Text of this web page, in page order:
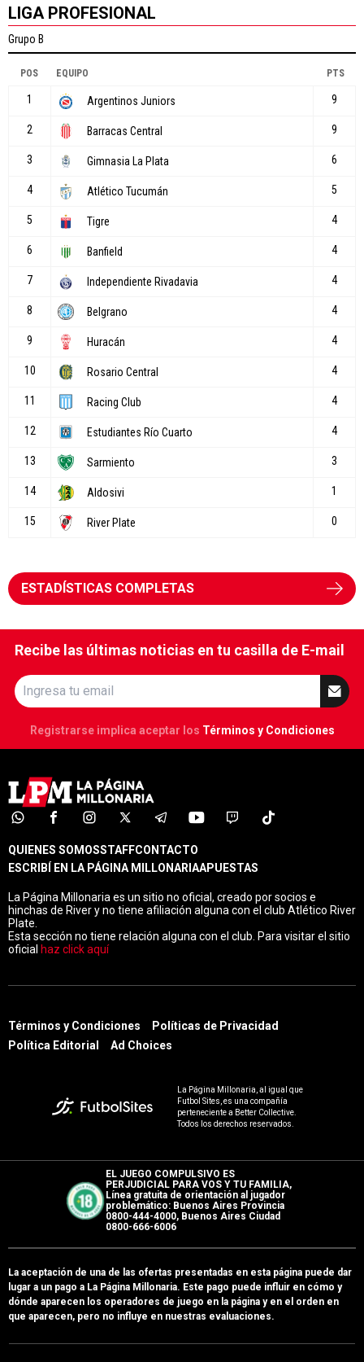
LIGA PROFESIONAL
ESTADÍSTICAS COMPLETAS
Recibe las últimas noticias en tu casilla de E-mail
Registrarse implica aceptar los Términos y Condiciones
QUIENES SOMOSSTAFFCONTACTO
ESCRIBÍ EN LA PÁGINA MILLONARIAAPUESTAS
La Página Millonaria es un sitio no oficial, creado por socios e
hinchas de River y no tiene afiliación alguna con el club Atlético River
Plate.
Esta sección no tiene relación alguna con el club. Para visitar el sitio
oficial haz click aquí
Términos y Condiciones
Políticas de Privacidad
Política Editorial
Ad Choices
La Página Millonaria, al igual que
Futbol Sites, es una compañía
perteneciente a Better Collective.
Todos los derechos reservados.
EL JUEGO COMPULSIVO ES
PERJUDICIAL PARA VOS Y TU FAMILIA,
Línea gratuita de orientación al jugador
problemático: Buenos Aires Provincia
0800-444-4000, Buenos Aires Ciudad
0800-666-6006
La aceptación de una de las ofertas presentadas en esta página puede dar
lugar a un pago a La Página Millonaria. Este pago puede influir en cómo y
dónde aparecen los operadores de juego en la página y en el orden en
que aparecen, pero no influye en nuestras evaluaciones.